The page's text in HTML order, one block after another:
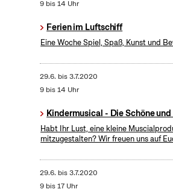
9 bis 14 Uhr
Ferien im Luftschiff
Eine Woche Spiel, Spaß, Kunst und
29.6. bis3.7.2020
9 bis 14 Uhr
Kindermusical - Die Schöne
Habt Ihr Lust, eine kleine
mitzugestalten? Wir freuen uns auf
29.6. bis3.7.2020
9 bis 17 Uhr